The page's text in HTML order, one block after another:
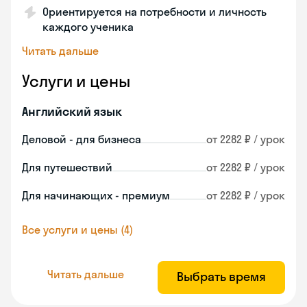
Ориентируется на потребности и личность
каждого ученика
Читать дальше
Услуги и цены
Английский язык
Деловой - для бизнеса от 2282 ₽ / урок
Для путешествий от 2282 ₽ / урок
Для начинающих - премиум от 2282 ₽ / урок
Все услуги и цены (4)
Читать дальше Выбрать время